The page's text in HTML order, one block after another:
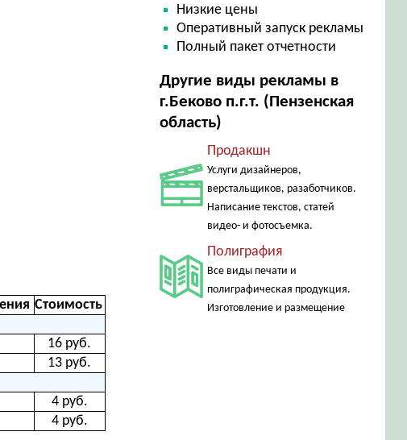
Стоимость
16 руб.
13 руб.
4 руб.
4 руб.
Низкие цены
Оперативный запуск рекламы
Полный пакет отчетности
Другие виды рекламы в
г.Беково п.г.т. (Пензенская
область)
Продакшн
Услуги дизайнеров,
верстальщиков, разаботчиков.
Написание текстов, статей
видео- и фотосъемка.
Полиграфия
Все виды печати и
полиграфическая продукция.
Изготовление и размещение